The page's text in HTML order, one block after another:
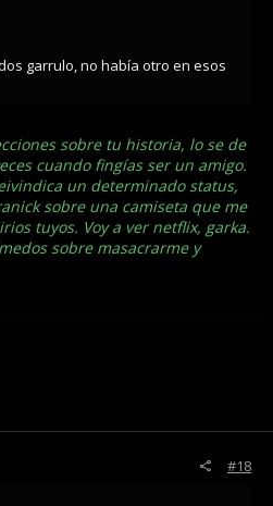
garrulo, no había otro en esos
sobre tu historia, lo se de
cuando fingías ser un amigo.
un determinado status,
sobre una camiseta que me
tuyos. Voy a ver netflix, garka.
sobre masacrarme y
#18